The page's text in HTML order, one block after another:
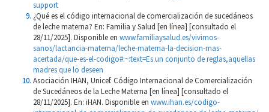
support
¿Qué es el código internacional de comercialización de sucedáneos
de leche materna? En: Familia y Salud [en línea] [consultado el
28/11/2025]. Disponible en www.familiaysalud.es/vivimos-
sanos/lactancia-materna/leche-materna-la-decision-mas-
acertada/que-es-el-codigo#:~:text=Es un conjunto de reglas,aquellas
madres que lo deseen
Asociación IHAN, Unicef. Código Internacional de Comercialización
de Sucedáneos de la Leche Materna [en línea] [consultado el
28/11/2025]. En: iHAN. Disponible en www.ihan.es/codigo-